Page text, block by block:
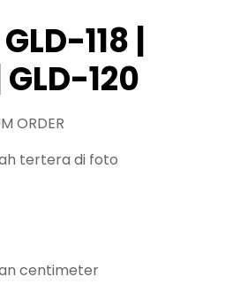
118 |
GLD-120
ORDER
tertera di foto
centimeter